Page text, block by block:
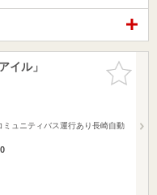
お気に入
りに追加
イル」
ミュニティバス運行あり長崎自動